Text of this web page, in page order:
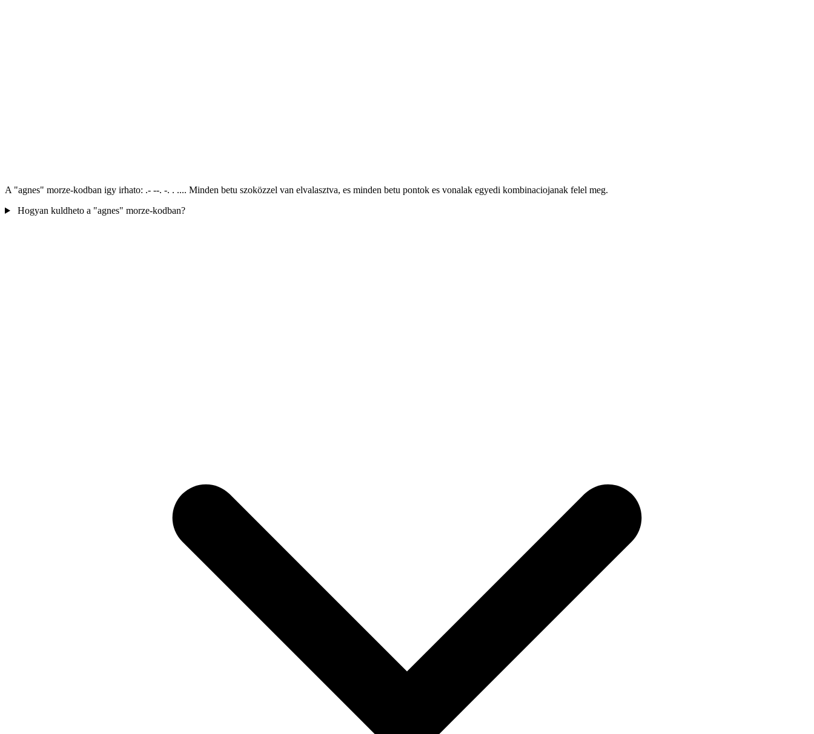
A "agnes" morze-kodban igy irhato: .- --. -. . .... Minden betu szoközzel van elvalasztva, es minden betu pontok es vonalak egyedi kombinaciojanak felel meg.
Hogyan kuldheto a "agnes" morze-kodban?